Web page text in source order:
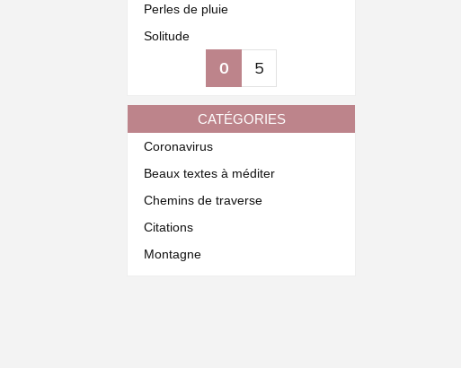
Perles de pluie
Solitude
0 5
CATÉGORIES
Coronavirus
Beaux textes à méditer
Chemins de traverse
Citations
Montagne